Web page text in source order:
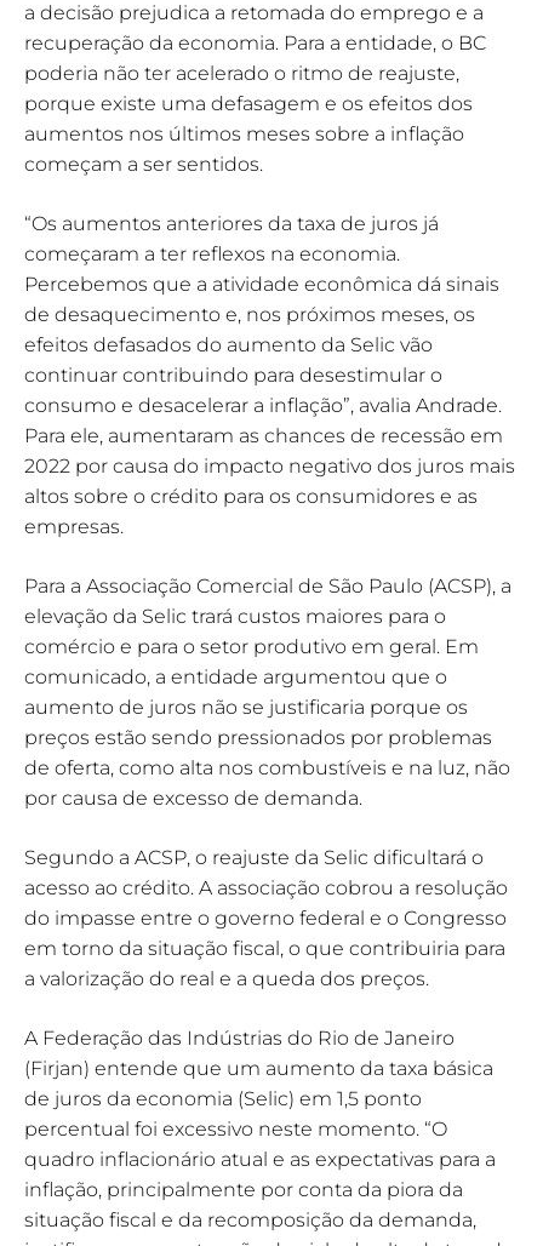
a decisão prejudica a retomada do emprego e a
recuperação da economia. Para a entidade, o BC
poderia não ter acelerado o ritmo de reajuste,
porque existe uma defasagem e os efeitos dos
aumentos nos últimos meses sobre a inflação
começam a ser sentidos.
“Os aumentos anteriores da taxa de juros já
começaram a ter reflexos na economia.
Percebemos que a atividade econômica dá sinais
de desaquecimento e, nos próximos meses, os
efeitos defasados do aumento da Selic vão
continuar contribuindo para desestimular o
consumo e desacelerar a inflação”, avalia Andrade.
Para ele, aumentaram as chances de recessão em
2022 por causa do impacto negativo dos juros mais
altos sobre o crédito para os consumidores e as
empresas.
Para a Associação Comercial de São Paulo (ACSP), a
elevação da Selic trará custos maiores para o
comércio e para o setor produtivo em geral. Em
comunicado, a entidade argumentou que o
aumento de juros não se justificaria porque os
preços estão sendo pressionados por problemas
de oferta, como alta nos combustíveis e na luz, não
por causa de excesso de demanda.
Segundo a ACSP, o reajuste da Selic dificultará o
acesso ao crédito. A associação cobrou a resolução
do impasse entre o governo federal e o Congresso
em torno da situação fiscal, o que contribuiria para
a valorização do real e a queda dos preços.
A Federação das Indústrias do Rio de Janeiro
(Firjan) entende que um aumento da taxa básica
de juros da economia (Selic) em 1,5 ponto
percentual foi excessivo neste momento. “O
quadro inflacionário atual e as expectativas para a
inflação, principalmente por conta da piora da
situação fiscal e da recomposição da demanda,